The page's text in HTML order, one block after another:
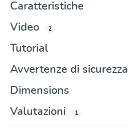
Caratteristiche
Video
2
Tutorial
Avvertenze di sicurezza
Dimensions
Valutazioni
1